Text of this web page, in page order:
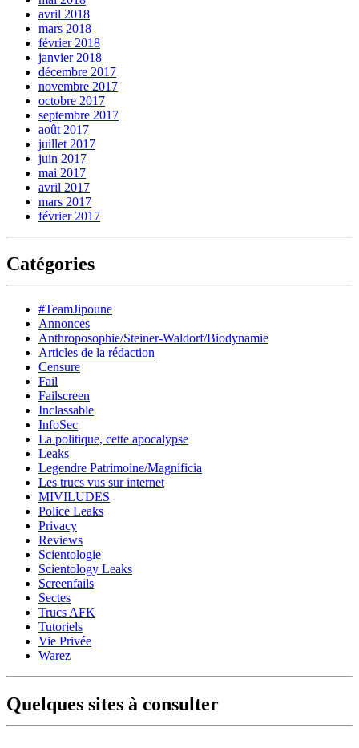
avril 2018
mars 2018
février 2018
janvier 2018
décembre 2017
novembre 2017
octobre 2017
septembre 2017
août 2017
juillet 2017
juin 2017
mai 2017
avril 2017
mars 2017
février 2017
Catégories
#TeamJipoune
Annonces
Anthroposophie/Steiner-Waldorf/Biodynamie
Articles de la rédaction
Censure
Fail
Failscreen
Inclassable
InfoSec
La politique, cette apocalypse
Leaks
Legendre Patrimoine/Magnificia
Les trucs vus sur internet
MIVILUDES
Police Leaks
Privacy
Reviews
Scientologie
Scientology Leaks
Screenfails
Sectes
Trucs AFK
Tutoriels
Vie Privée
Warez
Quelques sites à consulter